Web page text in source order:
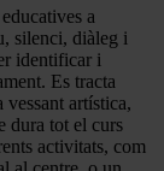
a
silenci, diàleg i
identificar i
Es tracta
vessant artística,
dura tot el curs
activitats, com